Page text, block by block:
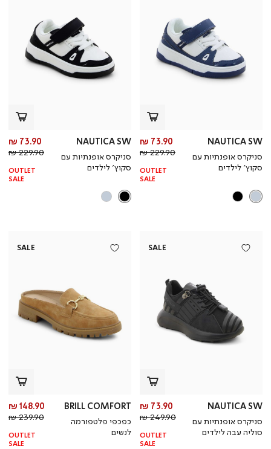
NAUTICA SW
סניקרס אופנתיות עם
סקוץ’ לילדים
מחיר
מוצר
73.90 ₪
מחיר
רגיל
229.90 ₪
OUTLET
SALE
NAUTICA SW
סניקרס אופנתיות עם
סקוץ’ לילדים
73.90 ₪
229.90 ₪
OUTLET
SALE
SALE
NAUTICA SW
סניקרס אופנתיות עם
סוליה עבה לילדים
מחיר
מוצר
73.90 ₪
מחיר
רגיל
249.90 ₪
OUTLET
SALE
SALE
BRILL COMFORT
כפכפי פלטפורמה
לנשים
148.90 ₪
239.90 ₪
OUTLET
SALE